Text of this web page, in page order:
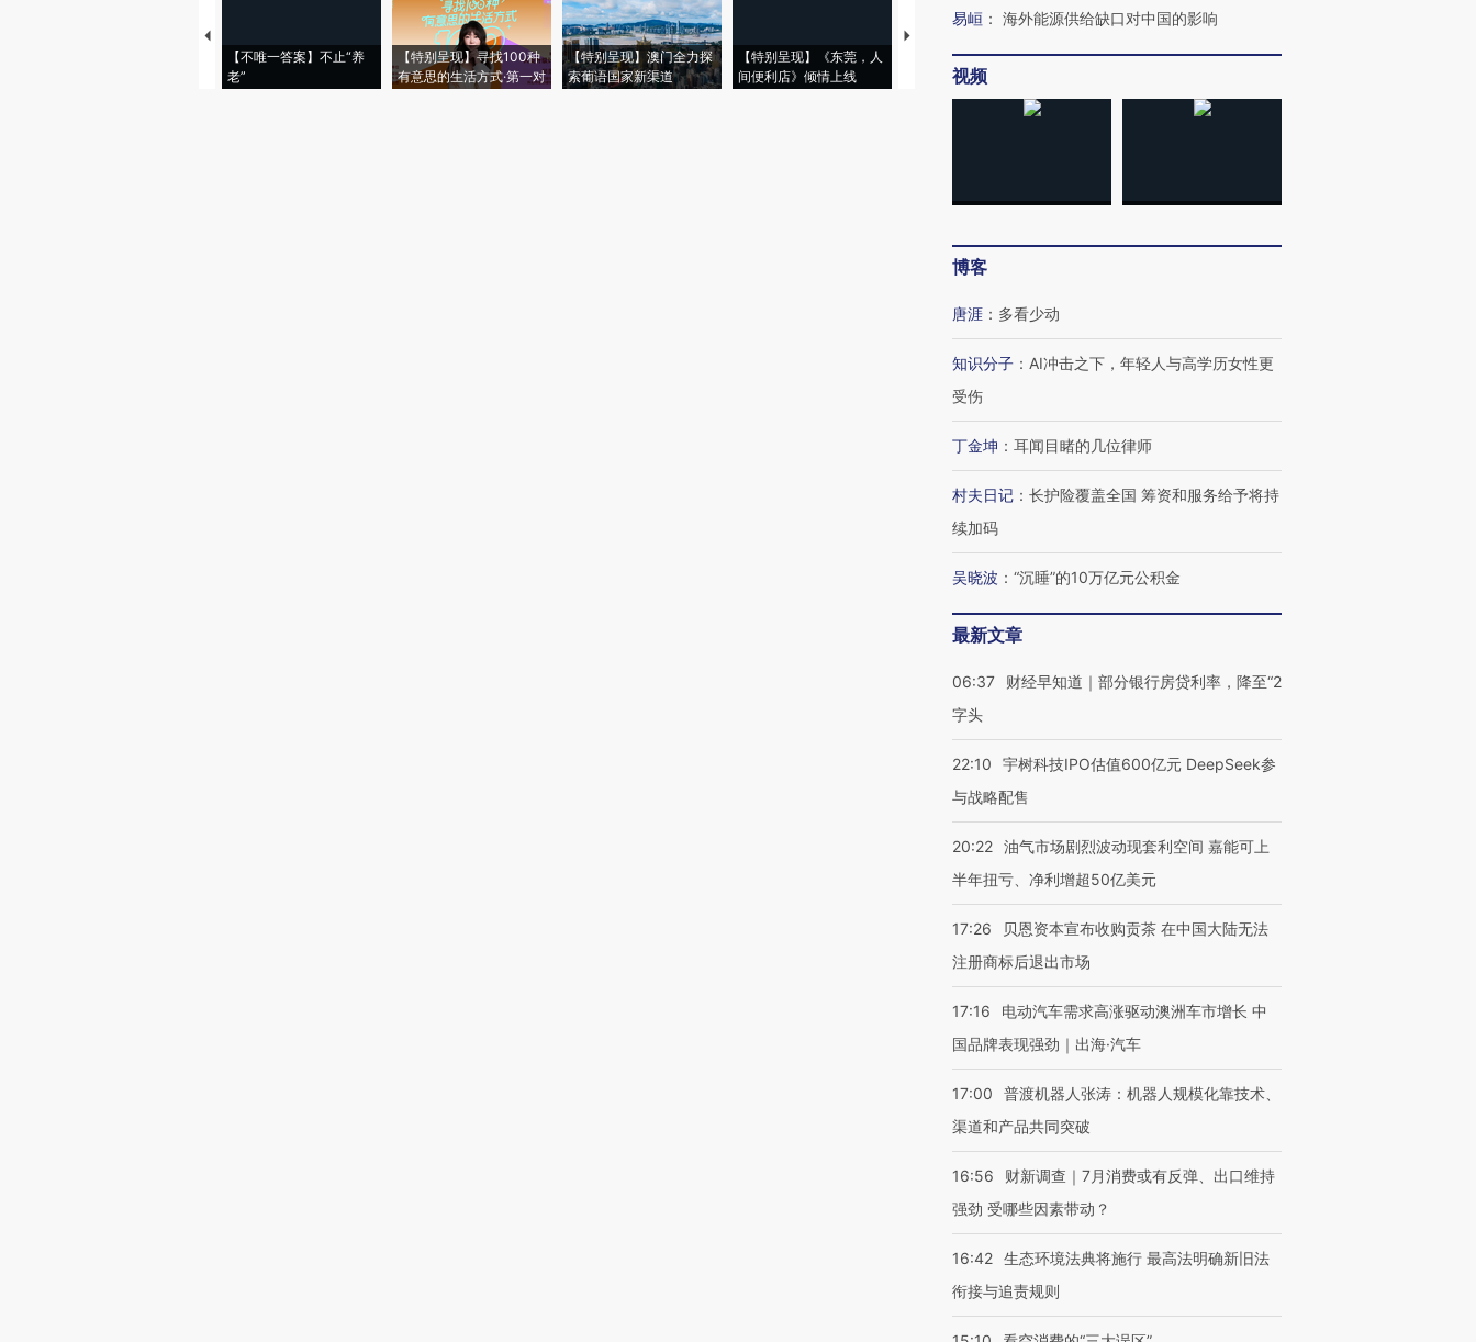
【不唯一答案】不止“养
老”
【特别呈现】寻找100种
有意思的生活方式·第一对
【特别呈现】澳门全力探
索葡语国家新渠道
【特别呈现】《东莞，人
间便利店》倾情上线
【推广】走进第四届链博
会，让数智科技“链”接产
【特别呈现】寻找100种
CFO：不靠规模取胜，华
易峘 ： 海外能源供给缺口对中国的影响
视频
博客
唐涯 ： 多看少动
知识分子 ： AI冲击之下，年轻人与高学历女性更
受伤
丁金坤 ： 耳闻目睹的几位律师
村夫日记 ： 长护险覆盖全国 筹资和服务给予将持
续加码
吴晓波 ： “沉睡”的10万亿元公积金
最新文章
06:37
财经早知道｜部分银行房贷利率，降至“2
字头
22:10
宇树科技IPO估值600亿元 DeepSeek参
与战略配售
20:22 油气市场剧烈波动现套利空间 嘉能可上
半年扭亏、净利增超50亿美元
17:26
贝恩资本宣布收购贡茶 在中国大陆无法
注册商标后退出市场
17:16
电动汽车需求高涨驱动澳洲车市增长 中
国品牌表现强劲｜出海·汽车
17:00
普渡机器人张涛：机器人规模化靠技术、
渠道和产品共同突破
16:56
财新调查｜7月消费或有反弹、出口维持
强劲 受哪些因素带动？
16:42 生态环境法典将施行 最高法明确新旧法
衔接与追责规则